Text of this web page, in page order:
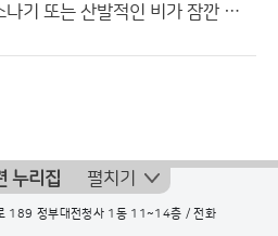
분명히 오늘 소나기 또는 산발적인 비가 잠깐 온다고 했는데...
누리집 펼치기
189 정부대전청사 1동 11~14층 / 전화